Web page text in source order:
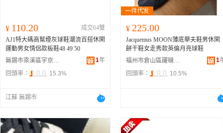
¥ 110.20
成交64雙
AJ1特大碼高幫煙灰球鞋潮流百搭休閑
運動男女情侶款板鞋48 49 50
無錫市梁溪區宇京慶鞋服商行
1年
回頭率：
15.3%
江蘇 無錫市
¥ 225.00
Jacquemus MOON薄底華夫鞋男休閑
餅干鞋女走秀款英倫月亮球鞋
福州市倉山區躍噠麥貿易商行
1
回頭率：
10.5%